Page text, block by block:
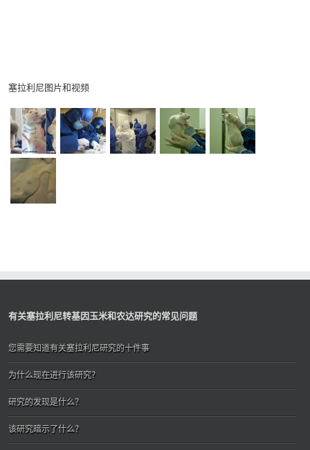
塞拉利尼图片和视频
有关塞拉利尼转基因玉米和农达研究的常见问题
您需要知道有关塞拉利尼研究的十件事
为什么现在进行该研究？
研究的发现是什么？
该研究暗示了什么？